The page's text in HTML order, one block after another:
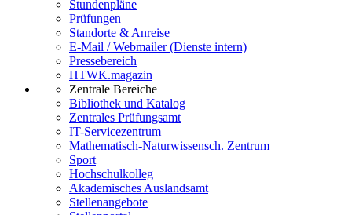
Stundenpläne
Prüfungen
Standorte & Anreise
E-Mail / Webmailer (Dienste intern)
Pressebereich
HTWK.magazin
Zentrale Bereiche
Bibliothek und Katalog
Zentrales Prüfungsamt
IT-Servicezentrum
Mathematisch-Naturwissensch. Zentrum
Sport
Hochschulkolleg
Akademisches Auslandsamt
Stellenangebote